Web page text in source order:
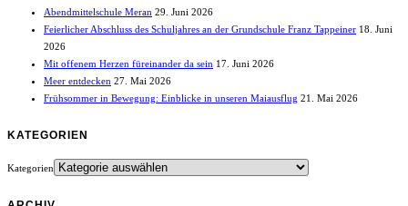
Abendmittelschule Meran 29. Juni 2026
Feierlicher Abschluss des Schuljahres an der Grundschule Franz Tappeiner 18. Juni
2026
Mit offenem Herzen füreinander da sein 17. Juni 2026
Meer entdecken 27. Mai 2026
Frühsommer in Bewegung: Einblicke in unseren Maiausflug 21. Mai 2026
KATEGORIEN
Kategorien